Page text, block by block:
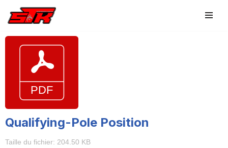
contenu
Qualifying-Pole Position
Taille du fichier: 204.50 KB